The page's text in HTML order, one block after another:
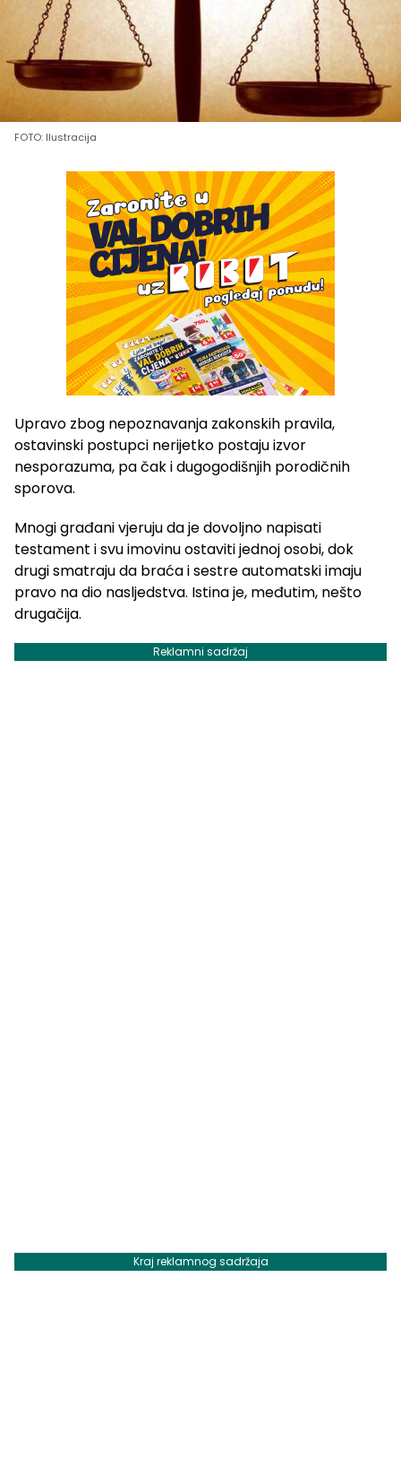
FOTO: Ilustracija
Upravo zbog nepoznavanja zakonskih pravila,
ostavinski postupci nerijetko postaju izvor
nesporazuma, pa čak i dugogodišnjih porodičnih
sporova.
Mnogi građani vjeruju da je dovoljno napisati
testament i svu imovinu ostaviti jednoj osobi, dok
drugi smatraju da braća i sestre automatski imaju
pravo na dio nasljedstva. Istina je, međutim, nešto
drugačija.
Reklamni sadržaj
Kraj reklamnog sadržaja